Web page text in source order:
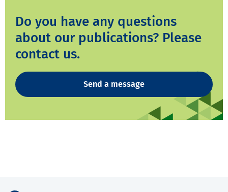
Do you have any questions
about our publications? Please
contact us.
Send a message